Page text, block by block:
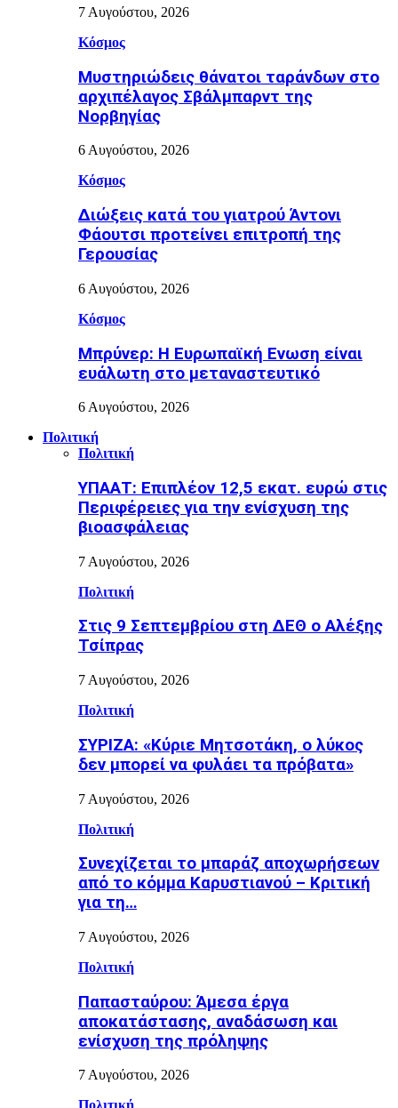
7 Αυγούστου, 2026
Κόσμος
Μυστηριώδεις θάνατοι ταράνδων στο
αρχιπέλαγος Σβάλμπαρντ της
Νορβηγίας
6 Αυγούστου, 2026
Κόσμος
Διώξεις κατά του γιατρού Άντονι
Φάουτσι προτείνει επιτροπή της
Γερουσίας
6 Αυγούστου, 2026
Κόσμος
Μπρύνερ: Η Ευρωπαϊκή Ενωση είναι
ευάλωτη στο μεταναστευτικό
6 Αυγούστου, 2026
Πολιτική
Πολιτική
ΥΠΑΑΤ: Επιπλέον 12,5 εκατ. ευρώ στις
Περιφέρειες για την ενίσχυση της
βιοασφάλειας
7 Αυγούστου, 2026
Πολιτική
Στις 9 Σεπτεμβρίου στη ΔΕΘ ο Αλέξης
Τσίπρας
7 Αυγούστου, 2026
Πολιτική
ΣΥΡΙΖΑ: «Κύριε Μητσοτάκη, ο λύκος
δεν μπορεί να φυλάει τα πρόβατα»
7 Αυγούστου, 2026
Πολιτική
Συνεχίζεται το μπαράζ αποχωρήσεων
από το κόμμα Καρυστιανού – Κριτική
για τη…
7 Αυγούστου, 2026
Πολιτική
Παπασταύρου: Άμεσα έργα
αποκατάστασης, αναδάσωση και
ενίσχυση της πρόληψης
7 Αυγούστου, 2026